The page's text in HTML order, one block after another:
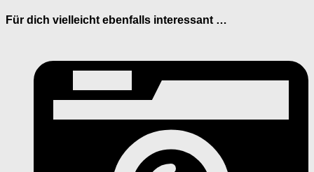
Für dich vielleicht ebenfalls interessant …